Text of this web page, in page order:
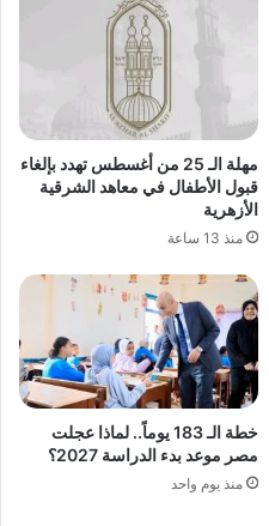
مهلة الـ 25 من أغسطس تهدد بإلغاء
قبول الأطفال في معاهد الشرقية
الأزهرية
منذ 13 ساعة
خطة الـ 183 يوماً.. لماذا عجلت
مصر موعد بدء الدراسة 2027؟
منذ يوم واحد